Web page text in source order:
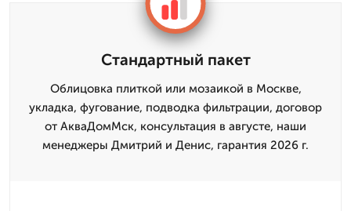
Стандартный пакет
Облицовка плиткой или мозаикой в Москве,
укладка, фугование, подводка фильтрации, договор
от АкваДомМск, консультация в августе, наши
менеджеры Дмитрий и Денис, гарантия 2026 г.